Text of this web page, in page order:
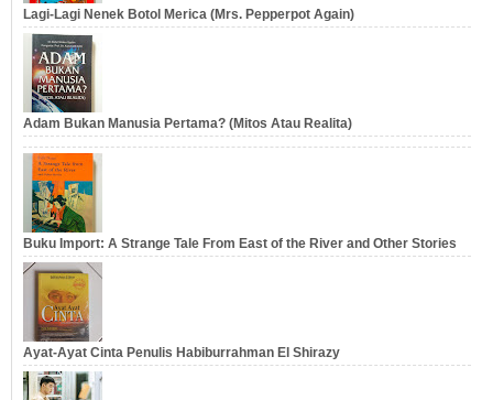
Lagi-Lagi Nenek Botol Merica (Mrs. Pepperpot Again)
Adam Bukan Manusia Pertama? (Mitos Atau Realita)
Buku Import: A Strange Tale From East of the River and Other Stories
Ayat-Ayat Cinta Penulis Habiburrahman El Shirazy